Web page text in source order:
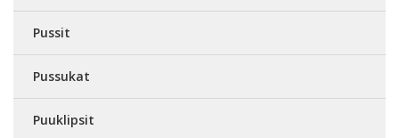
Pussit
Pussukat
Puuklipsit